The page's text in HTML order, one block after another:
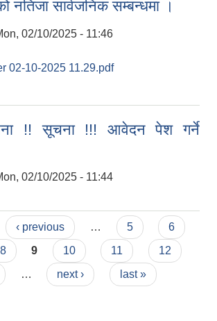
नतिजा सार्वजनिक सम्बन्धमा ।
02/10/2025 - 11:46
02-10-2025 11.29.pdf
!! सूचना !!! आवेदन पेश गर्ने
02/10/2025 - 11:44
‹ previous … 5
6
8 9 10 11
12
… next › last »